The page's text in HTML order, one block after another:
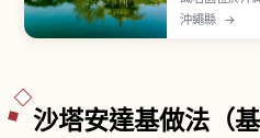
1799年建造，
沖繩縣 →
沙塔安達基做法（基